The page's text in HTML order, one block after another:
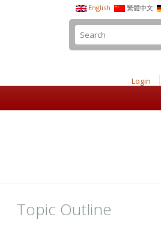
English 繁體中文
Login
Topic Outline